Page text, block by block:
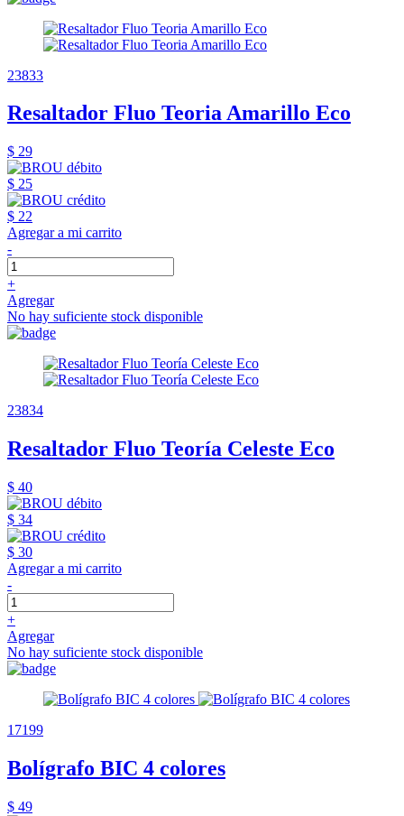
23833
Resaltador Fluo Teoria Amarillo Eco
$ 29
$ 25
$ 22
Agregar a mi carrito
-
+
Agregar
No hay suficiente stock disponible
23834
Resaltador Fluo Teoría Celeste Eco
$ 40
$ 34
$ 30
Agregar a mi carrito
-
+
Agregar
No hay suficiente stock disponible
17199
Bolígrafo BIC 4 colores
$ 49